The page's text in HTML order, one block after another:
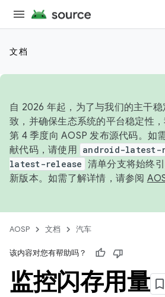
文档
自 2026 年起，为了与我们的主干
致，并确保生态系统的平台稳定性
第 4 季度向 AOSP 发布源代码。如
献代码，请使用 android-latest-
latest-release 清单分支将始终
新版本。如需了解详情，请参阅
AOSP 文档 汽车
该内容对您有帮助吗？
监控闪存用量